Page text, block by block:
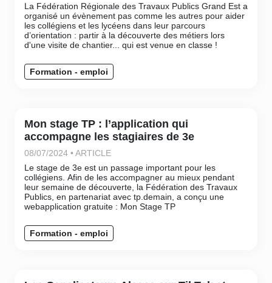
La Fédération Régionale des Travaux Publics Grand Est a
organisé un évènement pas comme les autres pour aider
les collégiens et les lycéens dans leur parcours
d’orientation : partir à la découverte des métiers lors
d'une visite de chantier... qui est venue en classe !
Formation - emploi
Mon stage TP : l’application qui
accompagne les stagiaires de 3e
08/07/2024 • ARTICLE
Le stage de 3e est un passage important pour les
collégiens. Afin de les accompagner au mieux pendant
leur semaine de découverte, la Fédération des Travaux
Publics, en partenariat avec tp.demain, a conçu une
webapplication gratuite : Mon Stage TP
Formation - emploi